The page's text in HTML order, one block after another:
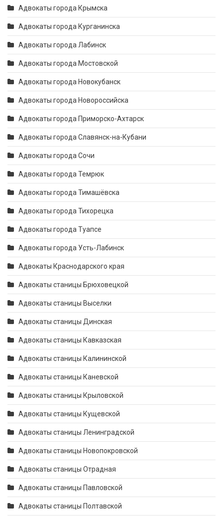
Адвокаты города Крымска
Адвокаты города Курганинска
Адвокаты города Лабинск
Адвокаты города Мостовской
Адвокаты города Новокубанск
Адвокаты города Новороссийска
Адвокаты города Приморско-Ахтарск
Адвокаты города Славянск-на-Кубани
Адвокаты города Сочи
Адвокаты города Темрюк
Адвокаты города Тимашёвска
Адвокаты города Тихорецка
Адвокаты города Туапсе
Адвокаты города Усть-Лабинск
Адвокаты Краснодарского края
Адвокаты станицы Брюховецкой
Адвокаты станицы Выселки
Адвокаты станицы Динская
Адвокаты станицы Кавказская
Адвокаты станицы Калининской
Адвокаты станицы Каневской
Адвокаты станицы Крыловской
Адвокаты станицы Кущевской
Адвокаты станицы Ленинградской
Адвокаты станицы Новопокровской
Адвокаты станицы Отрадная
Адвокаты станицы Павловской
Адвокаты станицы Полтавской